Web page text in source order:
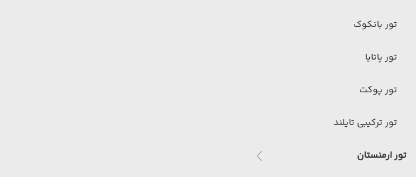
تور بانکوک
تور پاتایا
تور پوکت
تور ترکیبی تایلند
تور ارمنستان